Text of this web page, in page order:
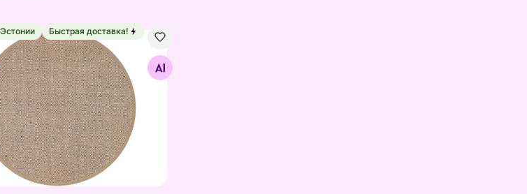
Dragon™ beige круглый Ø 160 см
Найдите похожие
Быстрая доставка!